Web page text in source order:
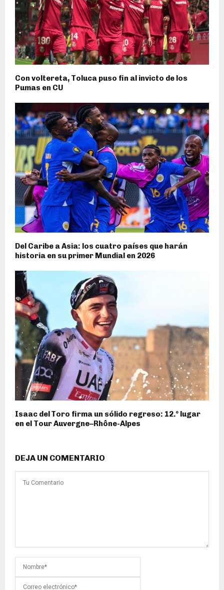
Con voltereta, Toluca puso fin al invicto de los
Pumas en CU
Del Caribe a Asia: los cuatro países que harán
historia en su primer Mundial en 2026
Isaac del Toro firma un sólido regreso: 12.º lugar
en el Tour Auvergne–Rhône-Alpes
DEJA UN COMENTARIO